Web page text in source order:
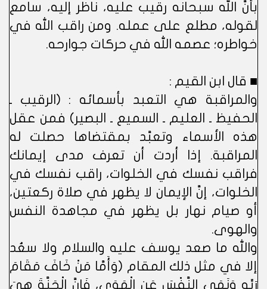
بأنَّ الله سبحانه رقيب عليه، ناظر إليه، سامع
لقوله، مطلع على عمله. ومن راقب الله في
خواطره؛ عصمه الله في حركات جوارحه.
■ قال ابن القيم :
والمراقبة هي التعبد بأسمائه : (الرقيب ـ
الحفيظ ـ العليم ـ السميع ـ البصير) فمن عقل
هذه الأسماء وتعبَّد بمقتضاها حصلت له
المراقبة. إذا أردت أن تعرف مدى إيمانك
فراقب نفسك في الخلوات، راقب نفسك في
الخلوات، إنَّ الإيمان لا يظهر في صلاة ركعتين،
أو صيام نهار بل يظهر في مجاهدة النفس
والهوى.
والله ما صعد يوسف عليه والسلام ولا سعُد
إلا في مثل ذلك المقام (وَأَمَّا مَنْ خَافَ مَقَامَ
رَبِّهِ وَنَهَى النَّفْسَ عَنِ الْهَوَى، فَإِنَّ الْجَنَّةَ هِيَ